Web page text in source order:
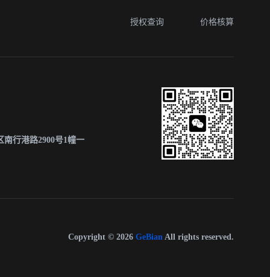
授权查询 价格核算
南行港路2900号1幢一
Copyright © 2026 GeBian All rights reserved.